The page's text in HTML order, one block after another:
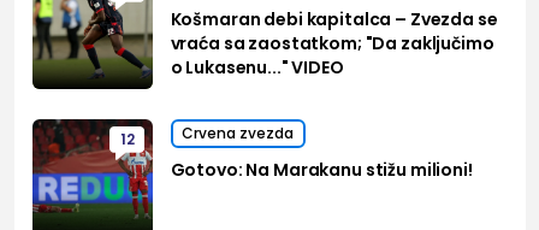
Košmaran debi kapitalca – Zvezda se
vraća sa zaostatkom; "Da zaključimo
o Lukasenu..." VIDEO
12 Crvena zvezda
Gotovo: Na Marakanu stižu milioni!